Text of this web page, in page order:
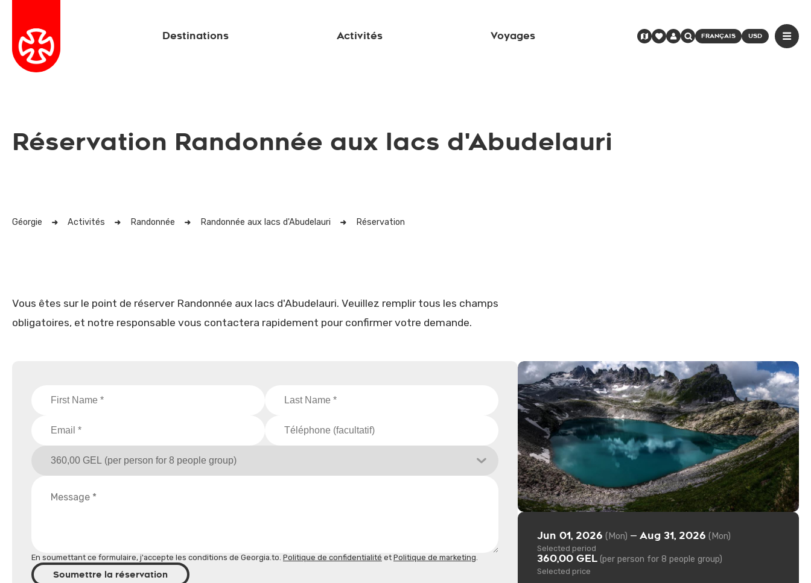
Destinations Activités Voyages FRANÇAIS USD
Réservation Randonnée aux lacs d'Abudelauri
Géorgie Activités Randonnée Randonnée aux lacs d'Abudelauri Réservation
Vous êtes sur le point de réserver Randonnée aux lacs d'Abudelauri. Veuillez remplir tous les champs
obligatoires, et notre responsable vous contactera rapidement pour confirmer votre demande.
En soumettant ce formulaire, j'accepte les conditions de Georgia.to. Politique de confidentialité et Politique de marketing.
Soumettre la réservation
Jun 01, 2026 (Mon) —Aug 31, 2026 (Mon)
Selected period
360,00 GEL (per person for 8 people group)
Selected price